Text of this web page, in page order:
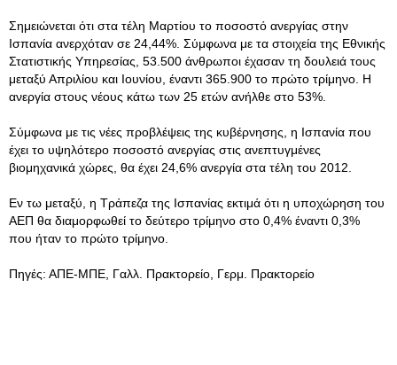
Σημειώνεται ότι στα τέλη Μαρτίου το ποσοστό ανεργίας στην
Ισπανία ανερχόταν σε 24,44%. Σύμφωνα με τα στοιχεία της Εθνικής
Στατιστικής Υπηρεσίας, 53.500 άνθρωποι έχασαν τη δουλειά τους
μεταξύ Απριλίου και Ιουνίου, έναντι 365.900 το πρώτο τρίμηνο. Η
ανεργία στους νέους κάτω των 25 ετών ανήλθε στο 53%.
Σύμφωνα με τις νέες προβλέψεις της κυβέρνησης, η Ισπανία που
έχει το υψηλότερο ποσοστό ανεργίας στις ανεπτυγμένες
βιομηχανικά χώρες, θα έχει 24,6% ανεργία στα τέλη του 2012.
Εν τω μεταξύ, η Τράπεζα της Ισπανίας εκτιμά ότι η υποχώρηση του
ΑΕΠ θα διαμορφωθεί το δεύτερο τρίμηνο στο 0,4% έναντι 0,3%
που ήταν το πρώτο τρίμηνο.
Πηγές: ΑΠΕ-ΜΠΕ, Γαλλ. Πρακτορείο, Γερμ. Πρακτορείο